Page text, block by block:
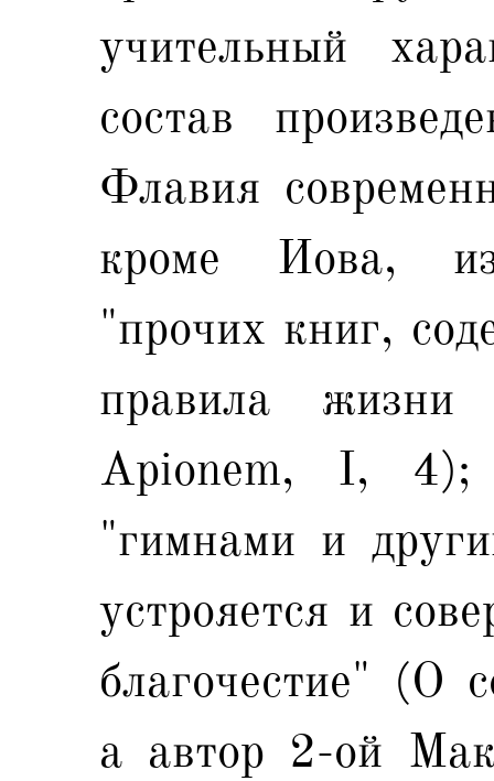
учительный
состав
Флавия
кроме Иова,
"прочих книг,
правила
Apionem, I, 4);
"гимнами и
устрояется и
благочестие" (О
а автор 2-ой